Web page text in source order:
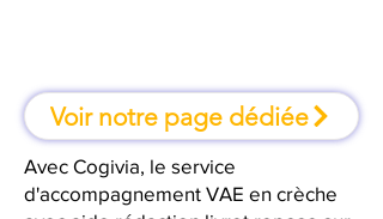
Voir notre page dédiée
Avec Cogivia, le service
d'accompagnement VAE en crèche